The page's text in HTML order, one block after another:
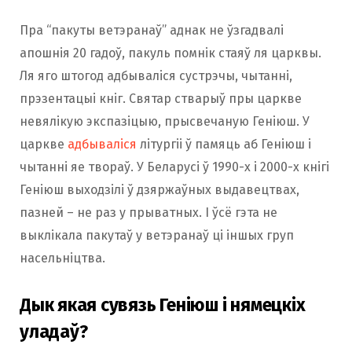
Пра “пакуты ветэранаў” аднак не ўзгадвалі
апошнія 20 гадоў, пакуль помнік стаяў ля царквы.
Ля яго штогод адбываліся сустрэчы, чытанні,
прэзентацыі кніг. Святар стварыў пры царкве
невялікую экспазіцыю, прысвечаную Геніюш. У
царкве адбываліся літургіі ў памяць аб Геніюш і
чытанні яе твораў. У Беларусі ў 1990-х і 2000-х кнігі
Геніюш выходзілі ў дзяржаўных выдавецтвах,
пазней – не раз у прыватных. І ўсё гэта не
выклікала пакутаў у ветэранаў ці іншых груп
насельніцтва.
Дык якая сувязь Геніюш і нямецкіх
уладаў?